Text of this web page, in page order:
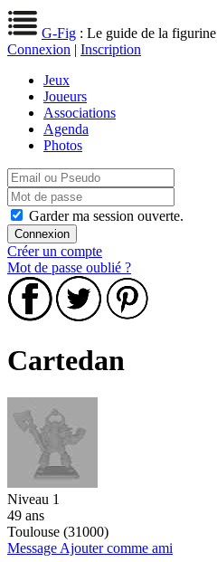
G-Fig : Le guide de la figurine
Connexion | Inscription
Jeux
Joueurs
Associations
Agenda
Photos
Garder ma session ouverte.
Créer un compte
Mot de passe oublié ?
Cartedan
Niveau 1
49 ans
Toulouse (31000)
Message Ajouter comme ami